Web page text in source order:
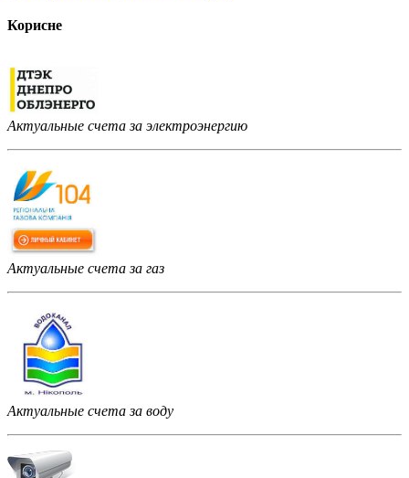
Корисне
Актуальные счета за электроэнергию
Актуальные счета за газ
Актуальные счета за воду